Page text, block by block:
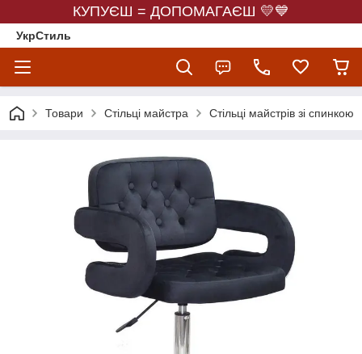
КУПУЄШ = ДОПОМАГАЄШ 💛💙
УкрСтиль
Товари Стільці майстра Стільці майстрів зі спинкою